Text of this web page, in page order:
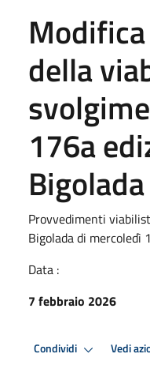
della
176a
Bigolada
Provvedimenti
Bigolada di mercoledì
Data :
7 febbraio 2026
Condividi Vedi